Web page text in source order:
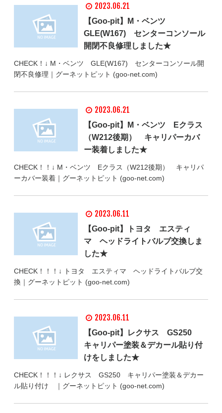
2023.06.21
【Goo-pit】M・ベンツ
GLE(W167) センターコンソール
開閉不良修理しました★
CHECK！↓ M・ベンツ GLE(W167) センターコンソール開
閉不良修理｜グーネットピット (goo-net.com)
2023.06.21
【Goo-pit】M・ベンツ Eクラス
（W212後期） キャリパーカバ
ー装着しました★
CHECK！！↓ M・ベンツ Eクラス（W212後期） キャリパ
ーカバー装着｜グーネットピット (goo-net.com)
2023.06.11
【Goo-pit】トヨタ エスティ
マ ヘッドライトバルブ交換しま
した★
CHECK！！！↓ トヨタ エスティマ ヘッドライトバルブ交
換｜グーネットピット (goo-net.com)
2023.06.11
【Goo-pit】レクサス GS250
キャリパー塗装＆デカール貼り付
けをしました★
CHECK！！！↓ レクサス GS250 キャリパー塗装＆デカー
ル貼り付け ｜グーネットピット (goo-net.com)